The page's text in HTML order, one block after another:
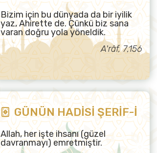
Bizim için bu dünyada da bir iyilik
yaz, Ahirette de. Çünkü biz sana
varan doğru yola yöneldik.
A'râf, 7,156
GÜNÜN HADİSİ ŞERİF-İ
Allah, her işte ihsanı (güzel
davranmayı) emretmiştir.